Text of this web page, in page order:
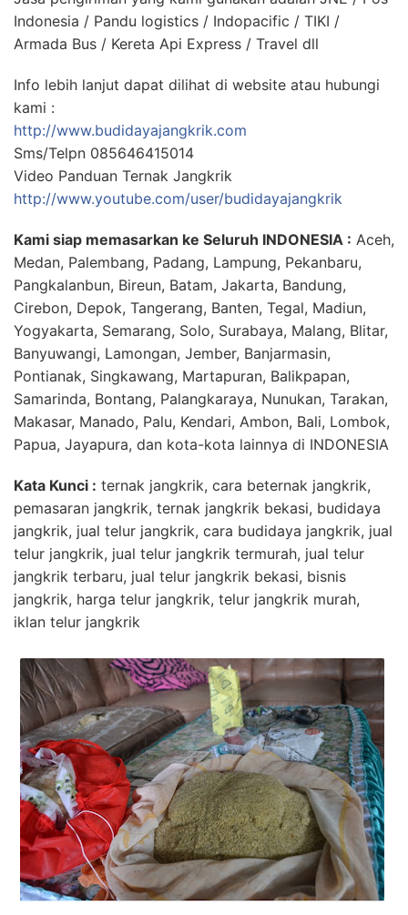
Indonesia / Pandu logistics / Indopacific / TIKI /
Armada Bus / Kereta Api Express / Travel dll
Info lebih lanjut dapat dilihat di website atau hubungi
kami :
http://www.budidayajangkrik.com
Sms/Telpn 085646415014
Video Panduan Ternak Jangkrik
http://www.youtube.com/user/budidayajangkrik
Kami siap memasarkan ke Seluruh INDONESIA : Aceh,
Medan, Palembang, Padang, Lampung, Pekanbaru,
Pangkalanbun, Bireun, Batam, Jakarta, Bandung,
Cirebon, Depok, Tangerang, Banten, Tegal, Madiun,
Yogyakarta, Semarang, Solo, Surabaya, Malang, Blitar,
Banyuwangi, Lamongan, Jember, Banjarmasin,
Pontianak, Singkawang, Martapuran, Balikpapan,
Samarinda, Bontang, Palangkaraya, Nunukan, Tarakan,
Makasar, Manado, Palu, Kendari, Ambon, Bali, Lombok,
Papua, Jayapura, dan kota-kota lainnya di INDONESIA
Kata Kunci : ternak jangkrik, cara beternak jangkrik,
pemasaran jangkrik, ternak jangkrik bekasi, budidaya
jangkrik, jual telur jangkrik, cara budidaya jangkrik, jual
telur jangkrik, jual telur jangkrik termurah, jual telur
jangkrik terbaru, jual telur jangkrik bekasi, bisnis
jangkrik, harga telur jangkrik, telur jangkrik murah,
iklan telur jangkrik